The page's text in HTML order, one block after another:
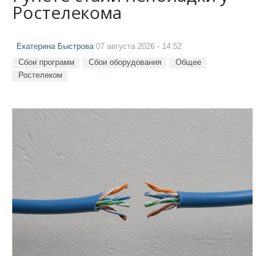
Ростелекома
Екатерина Быстрова07 августа 2026 - 14:52
Сбои программ Сбои оборудования
Общее
Ростелеком